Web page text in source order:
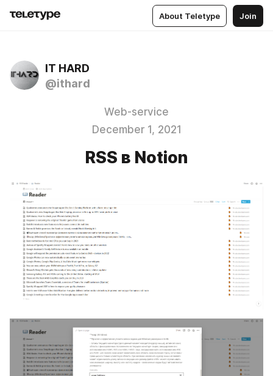
About Teletype Join
IT HARD
@ithard
Web-service
December 1, 2021
RSS в Notion